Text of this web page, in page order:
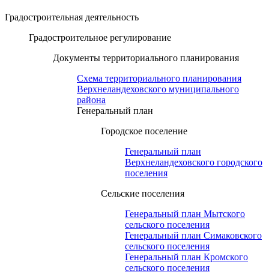
Градостроительная деятельность
Градостроительное регулирование
Документы территориального планирования
Схема территориального планирования
Верхнеландеховского муниципального
района
Генеральный план
Городское поселение
Генеральный план
Верхнеландеховского городского
поселения
Сельские поселения
Генеральный план Мытского
сельского поселения
Генеральный план Симаковского
сельского поселения
Генеральный план Кромского
сельского поселения